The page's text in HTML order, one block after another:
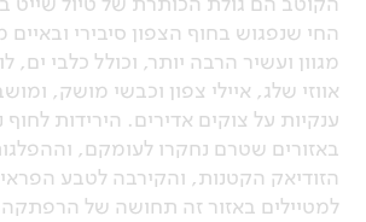
החי שנפגוש בחוף הצפון סיבירי
מגוון ועשיר הרבה יותר, וכולל כלבי ים,
אווזי שלג, איילי צפון וכבשי מושק,
ענקיות על צוקים אדירים. הירידות
באזורים שטרם נחקרו לעומקם,
הזודיאק הקטנות, והקירבה לטבע
למטיילים באזור זה תחושה של